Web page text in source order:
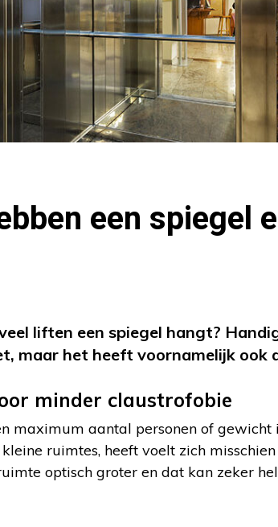
een spiegel
liften een spiegel hangt?
maar het heeft voornamelijk ook
minder claustrofobie
maximum aantal personen of gewicht
ruimtes, heeft voelt zich
optisch groter en dat kan zeker